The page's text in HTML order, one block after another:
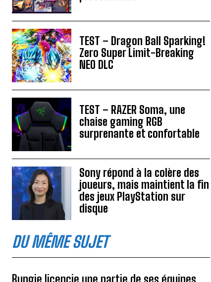
TEST – Dragon Ball Sparking!
Zero Super Limit-Breaking
NEO DLC
TEST – RAZER Soma, une
chaise gaming RGB
surprenante et confortable
Sony répond à la colère des
joueurs, mais maintient la fin
des jeux PlayStation sur
disque
DU MÊME SUJET